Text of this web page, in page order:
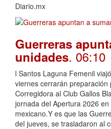
Diario.mx
Guerreras
unidades. 06:10
l Santos Laguna Femenil
viernes cerrarán
Corregidora al Club Gallos
jornada del Apertura 2026
mexicano.Y es que las
del jueves, se trasladaron al